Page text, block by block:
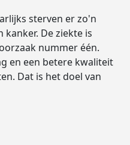
sterven er zo'n
kanker. De ziekte is
nummer één.
en een betere kwaliteit
Dat is het doel van